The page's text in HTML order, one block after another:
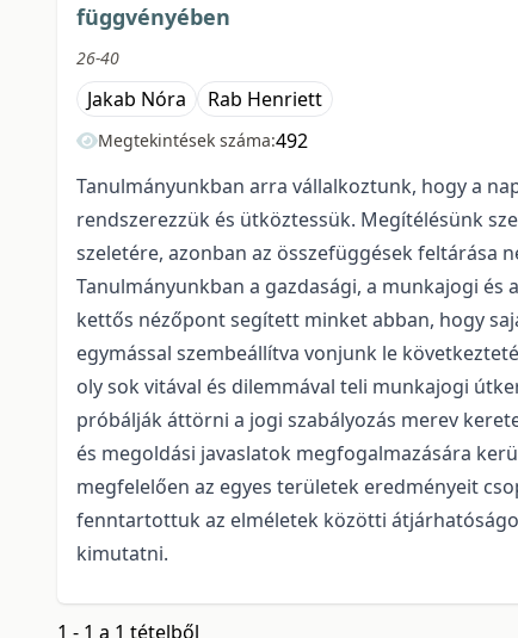
függvényében
26-40
Jakab Nóra Rab Henriett
Megtekintések száma:492
Tanulmányunkban arra vállalkoztunk, hogy a
rendszerezzük és ütköztessük. Megítélésünk
szeletére, azonban az összefüggések feltárása
Tanulmányunkban a gazdasági, a munkajogi
kettős nézőpont segített minket abban, hogy
egymással szembeállítva vonjunk le
oly sok vitával és dilemmával teli munkajogi
próbálják áttörni a jogi szabályozás merev
és megoldási javaslatok megfogalmazására
megfelelően az egyes területek eredményeit
fenntartottuk az elméletek közötti
kimutatni.
1 - 1 a 1 tételből